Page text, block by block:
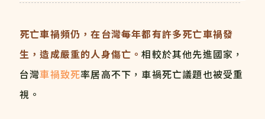
死亡車禍頻仍，在台灣每年都有許多死亡車禍發
生，造成嚴重的人身傷亡。相較於其他先進國家，
台灣車禍致死率居高不下，車禍死亡議題也被受重
視。